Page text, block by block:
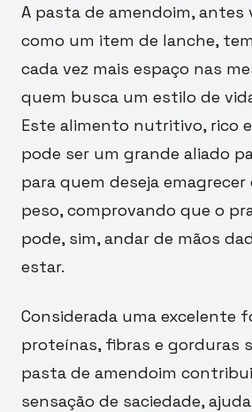
A pasta de amendoim, antes
como um item de lanche,
cada vez mais espaço nas
quem busca um estilo de
Este alimento nutritivo, rico
pode ser um grande aliado
para quem deseja
peso, comprovando que o
pode, sim, andar de mãos
estar.
Considerada uma excelente
proteínas, fibras e gorduras
pasta de amendoim
sensação de saciedade,